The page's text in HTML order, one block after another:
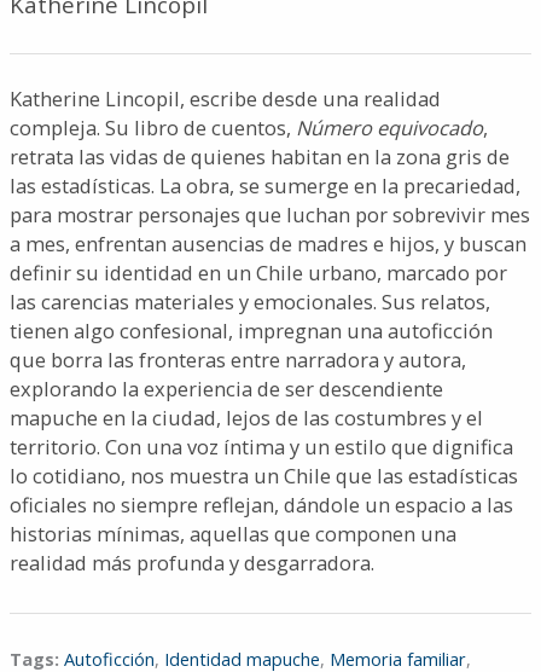
Katherine Lincopil, escribe desde una realidad
compleja. Su libro de cuentos, Número equivocado,
retrata las vidas de quienes habitan en la zona gris de
las estadísticas. La obra, se sumerge en la precariedad,
para mostrar personajes que luchan por sobrevivir mes
a mes, enfrentan ausencias de madres e hijos, y buscan
definir su identidad en un Chile urbano, marcado por
las carencias materiales y emocionales. Sus relatos,
tienen algo confesional, impregnan una autoficción
que borra las fronteras entre narradora y autora,
explorando la experiencia de ser descendiente
mapuche en la ciudad, lejos de las costumbres y el
territorio. Con una voz íntima y un estilo que dignifica
lo cotidiano, nos muestra un Chile que las estadísticas
oficiales no siempre reflejan, dándole un espacio a las
historias mínimas, aquellas que componen una
realidad más profunda y desgarradora.
Tags: Autoficción, Identidad mapuche, Memoria familiar,